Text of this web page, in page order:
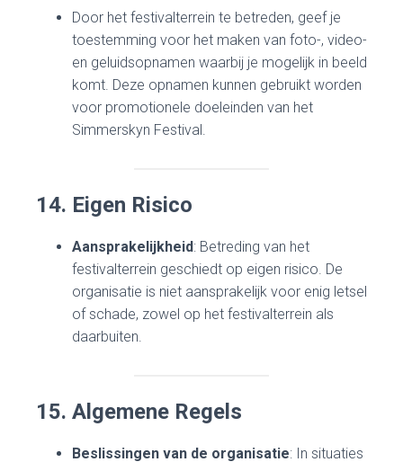
Door het festivalterrein te betreden, geef je
toestemming voor het maken van foto-, video-
en geluidsopnamen waarbij je mogelijk in beeld
komt. Deze opnamen kunnen gebruikt worden
voor promotionele doeleinden van het
Simmerskyn Festival.
14. Eigen Risico
Aansprakelijkheid: Betreding van het
festivalterrein geschiedt op eigen risico. De
organisatie is niet aansprakelijk voor enig letsel
of schade, zowel op het festivalterrein als
daarbuiten.
15. Algemene Regels
Beslissingen van de organisatie: In situaties